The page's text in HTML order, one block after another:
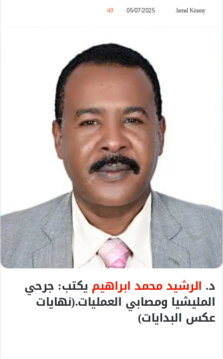
Jamal Kinany
ك
ي
ا
05/07/2025
43
د. الرشيد محمد ابراهيم يكتب: جرحي
المليشيا ومصابي العمليات.(نهايات
عكس البدايات)